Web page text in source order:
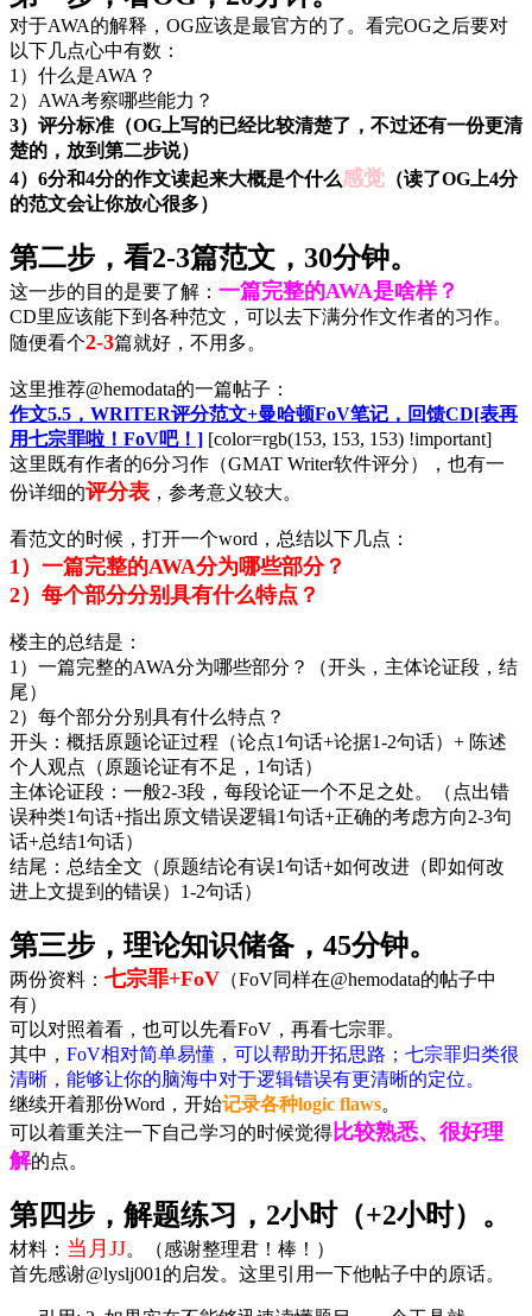
对于AWA的解释，OG应该是最官方的了。看完OG之后要对
以下几点心中有数：
1）什么是AWA？
2）AWA考察哪些能力？
3）评分标准（OG上写的已经比较清楚了，不过还有一份更清
楚的，放到第二步说）
4）6分和4分的作文读起来大概是个什么感觉 （读了OG上4分
的范文会让你放心很多）
第二步，看2-3篇范文，30分钟。
这一步的目的是要了解： 一篇完整的AWA是啥样？
CD里应该能下到各种范文，可以去下满分作文作者的习作。
随便看个2-3篇就好，不用多。
这里推荐@hemodata的一篇帖子：
作文5.5，WRITER评分范文+曼哈顿FoV笔记，回馈CD[表再
用七宗罪啦！FoV吧！] [color=rgb(153, 153, 153) !important]
这里既有作者的6分习作（GMAT Writer软件评分），也有一
份详细的评分表 ，参考意义较大。
看范文的时候，打开一个word，总结以下几点：
1）一篇完整的AWA分为哪些部分？
2）每个部分分别具有什么特点？
楼主的总结是：
1）一篇完整的AWA分为哪些部分？（开头，主体论证段，结
尾）
2）每个部分分别具有什么特点？
开头：概括原题论证过程（论点1句话+论据1-2句话）+ 陈述
个人观点（原题论证有不足，1句话）
主体论证段：一般2-3段，每段论证一个不足之处。（点出错
误种类1句话+指出原文错误逻辑1句话+正确的考虑方向2-3句
话+总结1句话）
结尾：总结全文（原题结论有误1句话+如何改进（即如何改
进上文提到的错误）1-2句话）
第三步，理论知识储备，45分钟。
两份资料： 七宗罪+FoV （FoV同样在@hemodata的帖子中
有）
可以对照着看，也可以先看FoV，再看七宗罪。
其中， FoV相对简单易懂，可以帮助开拓思路；七宗罪归类很
清晰，能够让你的脑海中对于逻辑错误有更清晰的定位。
继续开着那份Word，开始记录各种logic flaws。
可以着重关注一下自己学习的时候觉得比较熟悉、很好理
解的点。
第四步，解题练习，2小时（+2小时）。
材料： 当月JJ。（感谢整理君！棒！）
首先感谢@lyslj001的启发。这里引用一下他帖子中的原话。